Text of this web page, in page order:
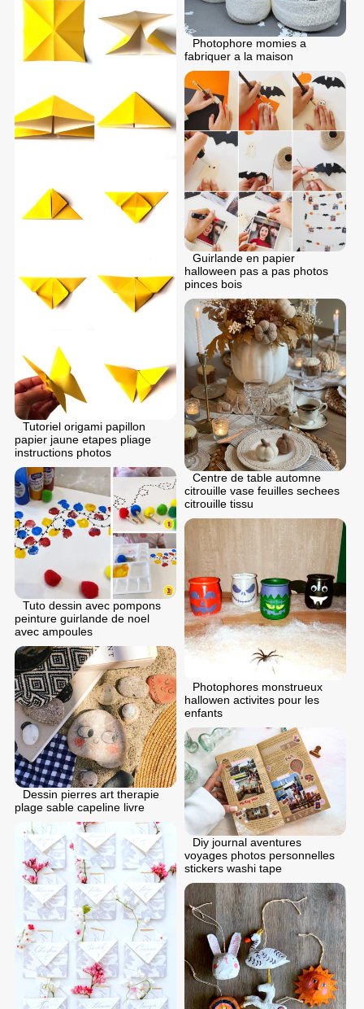
Photophore momies a
fabriquer a la maison
Tutoriel origami papillon
papier jaune etapes pliage
instructions photos
Guirlande en papier
halloween pas a pas photos
pinces bois
Centre de table automne
citrouille vase feuilles sechees
citrouille tissu
Tuto dessin avec pompons
peinture guirlande de noel
avec ampoules
Photophores monstrueux
hallowen activites pour les
enfants
Dessin pierres art therapie
plage sable capeline livre
Diy journal aventures
voyages photos personnelles
stickers washi tape